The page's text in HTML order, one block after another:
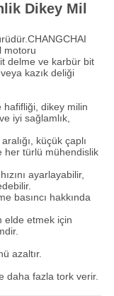
Dikey Mil
motoru
delme ve karbür bit
kazık deliği
hafifliği, dikey milin
iyi sağlamlık,
küçük çaplı
her türlü mühendislik
ayarlayabilir,
basıncı hakkında
elde etmek için
azaltır.
daha fazla tork verir.